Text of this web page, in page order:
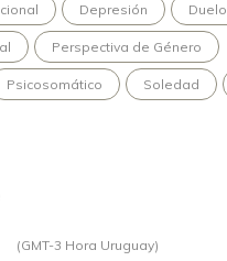
Depresión Duelo
Perspectiva de Género
Psicosomático Soledad
(GMT-3 Hora Uruguay)